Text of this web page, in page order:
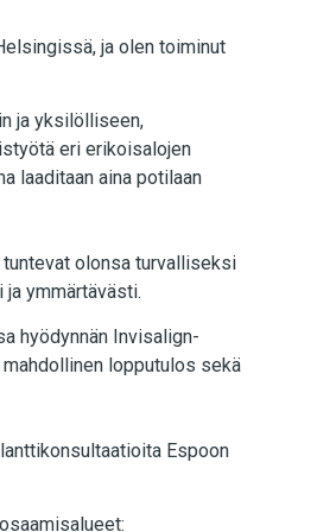
ja olen toiminut
ja yksilölliseen,
eri erikoisalojen
laaditaan aina potilaan
olonsa turvalliseksi
ymmärtävästi.
hyödynnän Invisalign-
lopputulos sekä
Espoon